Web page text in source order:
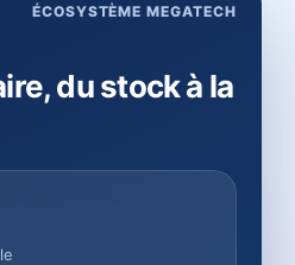
ÉCOSYSTÈME MEGATECH
du stock à la